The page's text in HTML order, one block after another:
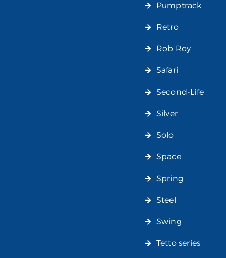
Pumptrack
Retro
Rob Roy
Safari
Second-Life
Silver
Solo
Space
Spring
Steel
Swing
Tetto series